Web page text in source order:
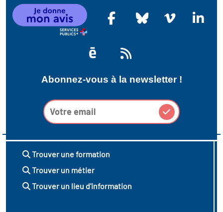
Abonnez-vous à la newsletter !
Trouver une formation
Trouver un métier
Trouver un lieu d'information